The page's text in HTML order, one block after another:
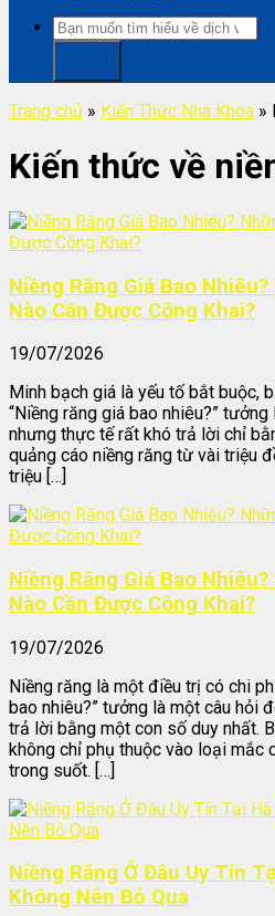
Trang chủ » Kiến Thức Nha Khoa »
Kiến thức về
Niềng Răng Giá Bao
Nào Cần Được Công Khai?
19/07/2026
Minh bạch giá là yếu tố bắt buộc,
“Niềng răng giá bao nhiêu?”
nhưng thực tế rất khó trả lời chỉ
quảng cáo niềng răng từ vài triệu
triệu […]
Niềng Răng Giá Bao
Nào Cần Được Công Khai?
19/07/2026
Niềng răng là một điều trị có chi
bao nhiêu?” tưởng là một câu hỏi
trả lời bằng một con số duy nhất.
không chỉ phụ thuộc vào loại mắc
trong suốt. […]
Niềng Răng Ở Đâu Uy Tín
Không Nên Bỏ Qua